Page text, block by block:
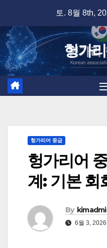
content
토. 8월 8th,
헝가
헝가리어 중급
헝가리어
계: 기본 회
By
6월 3, 2026